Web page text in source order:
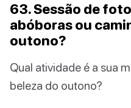
63. Sessão de
abóboras ou
outono?
Qual atividade é a sua
beleza do outono?